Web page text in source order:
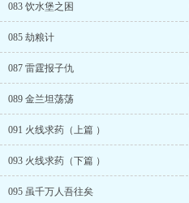
083 饮水堡之困
085 劫粮计
087 雷霆报子仇
089 金兰坦荡荡
091 火线求药（上篇 ）
093 火线求药（下篇 ）
095 虽千万人吾往矣